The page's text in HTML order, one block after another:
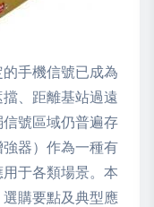
手機信號已成為
、距離基站過遠
號區域仍普遍存
器）作為一種有
于各類場景。本
購要點及典型應